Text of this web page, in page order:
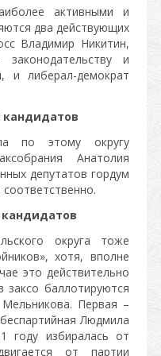
активными и
два действующих
Владимир Никитин,
и
и либерал-демократ
кандидатов
по этому округу
Анатолия
депутатов гордум
кандидатов
округа тоже
хотя, вполне
это действительно
заксо баллотируются
Первая –
Людмила
году избиралась от
от партии